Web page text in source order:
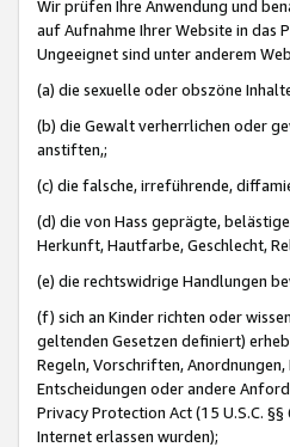
Wir prüfen Ihre Anwendung und
auf Aufnahme Ihrer Website in das
Ungeeignet sind unter anderem
(a) die sexuelle oder obszöne
(b) die Gewalt verherrlichen oder
anstiften,;
(c) die falsche, irreführende,
(d) die von Hass geprägte,
Herkunft, Hautfarbe, Geschlecht,
(e) die rechtswidrige Handlungen
(f) sich an Kinder richten oder
geltenden Gesetzen definiert)
Regeln, Vorschriften,
Entscheidungen oder andere
Privacy Protection Act (15 U.S.C.
Internet erlassen wurden);